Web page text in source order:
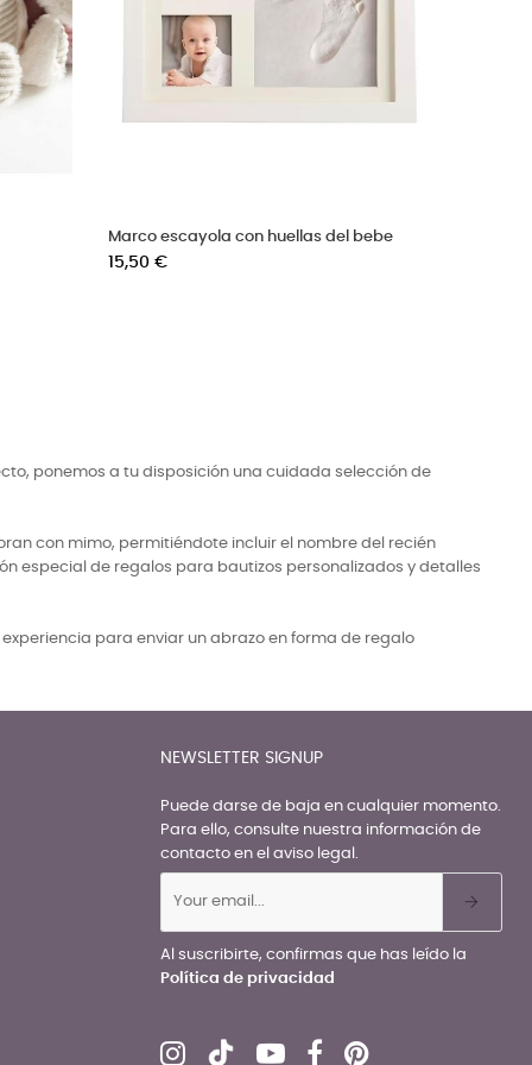
Pendientes bebé de plata
Precio
28,00 €
ponemos a tu disposición una cuidada selección de
con mimo, permitiéndote incluir el nombre del recién
especial de regalos para bautizos personalizados y detalles
para enviar un abrazo en forma de regalo
NEWSLETTER SIGNUP
Puede darse de baja en cualquier momento.
Para ello, consulte nuestra información de
contacto en el aviso legal.
Al suscribirte, confirmas que has leído la
Política de privacidad